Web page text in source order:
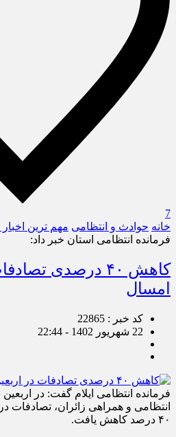
7
خانه حوادث و انتظامی مهم ترین اخبار
فرمانده انتظامی استان خبر داد:
کاهش ۴۰ درصدی
امسال
کد خبر : 22865
22 شهریور 1402 - 22:44
فرمانده انتظامی ایلام گفت: در
انتظامی و همراهی زائران، تصادفات
۴۰ درصد کاهش یافت.